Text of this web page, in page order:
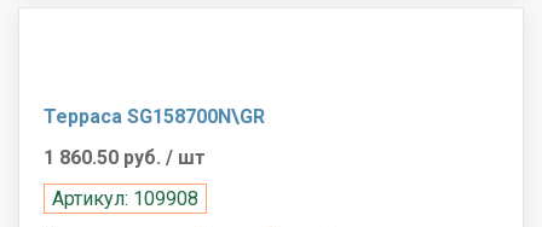
Терраса SG158700N\GR
1 860.50 руб. / шт
Артикул: 109908